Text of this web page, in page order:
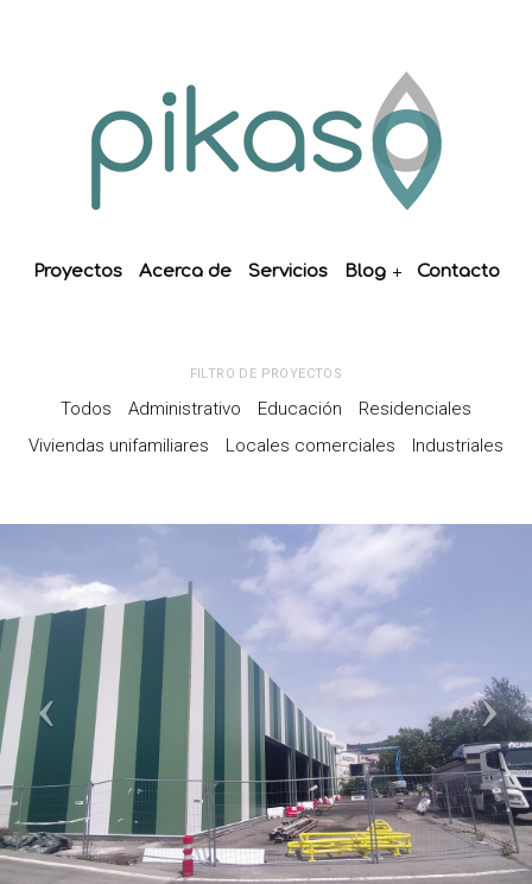
Proyectos Acerca de Servicios Blog Contacto
FILTRO DE PROYECTOS
Todos Administrativo Educación
Residenciales
Viviendas unifamiliares
Locales comerciales Industriales
Next